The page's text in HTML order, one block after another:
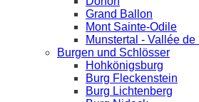
Grand Ballon
Mont Sainte-Odile
Munstertal - Vallée de
Burgen und Schlösser
Hohkönigsburg
Burg Fleckenstein
Burg Lichtenberg